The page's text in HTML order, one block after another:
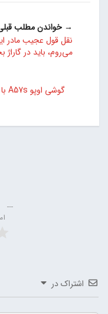
→ خواندن مطلب
نقل قول عجیب مادر
می‌روم، باید در گاراژ
اشتراک در